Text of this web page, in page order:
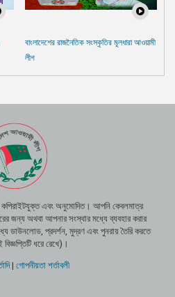
বাংলাদেশের রাজনৈতিক সংস্কৃতির মূলধারা আওয়ামী
লীগ
কপিরাইটযুক্ত এবং অনুমোদিত। আপনি কেবলমাত্র
জন্য অথবা আপনার সংস্থার মধ্যে ব্যবহার করার
ডাউনলোড, প্রদর্শন, মুদ্রণ এবং পুনরায় তৈরি করতে
ধরে রেখে)।
| গোপনীয়তা শর্তাবলী